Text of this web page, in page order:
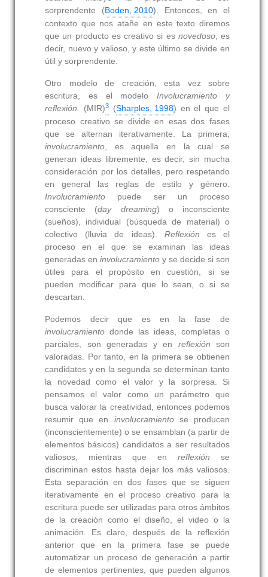
sorprendente (Boden, 2010). Entonces, en el
contexto que nos atañe en este texto diremos
que un producto es creativo si es novedoso, es
decir, nuevo y valioso, y este último se divide en
útil y sorprendente.
Otro modelo de creación, esta vez sobre
escritura, es el modeloInvolucramiento y
reflexión.
(MIR)3(Sharples, 1998) en el que el
proceso creativo se divide en esas dos fases
que se alternan iterativamente. La primera,
involucramiento, es aquella en la cual se
generan ideas libremente, es decir, sin mucha
consideración por los detalles, pero respetando
en general las reglas de estilo y género.
Involucramiento puede ser un proceso
consciente (day dreaming) o inconsciente
(sueños), individual (búsqueda de material) o
colectivo (lluvia de ideas). Reflexión es el
proceso en el que se examinan las ideas
generadas eninvolucramiento y se decide si son
útiles para el propósito en cuestión, si se
pueden modificar para que lo sean, o si se
descartan.
Podemos decir que es en la fase de
involucramiento donde las ideas, completas o
parciales, son generadas y en reflexión son
valoradas. Por tanto, en la primera se obtienen
candidatos y en la segunda se determinan tanto
la novedad como el valor y la sorpresa. Si
pensamos el valor como un parámetro que
busca valorar la creatividad, entonces podemos
resumir que en involucramientose producen
(inconscientemente) o se ensamblan (a partir de
elementos básicos) candidatos a ser resultados
valiosos, mientras que enreflexión se
discriminan estos hasta dejar los más valiosos.
Esta separación en dos fases que se siguen
iterativamente en el proceso creativo para la
escritura puede ser utilizadas para otros ámbitos
de la creación como el diseño, el video o la
animación. Es claro, después de la reflexión
anterior que en la primera fase se puede
automatizar un proceso de generación a partir
de elementos pertinentes, que pueden algunos